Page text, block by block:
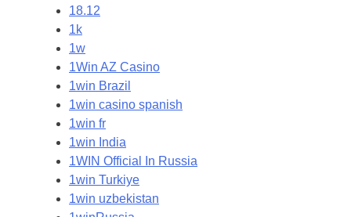
18.12
1k
1w
1Win AZ Casino
1win Brazil
1win casino spanish
1win fr
1win India
1WIN Official In Russia
1win Turkiye
1win uzbekistan